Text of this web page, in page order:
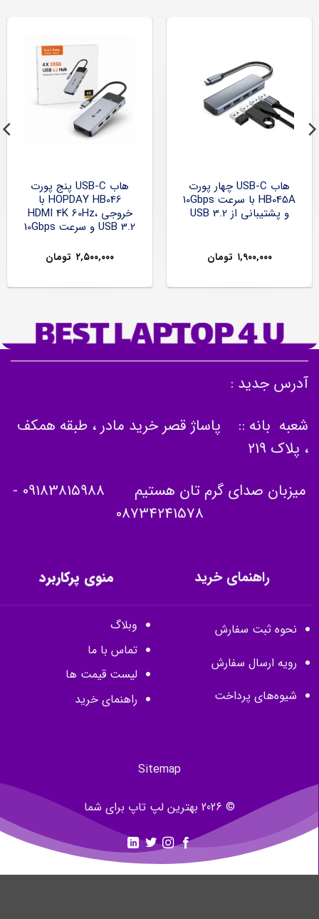
هاب USB-C چهار پورت
HB045A با سرعت 10Gbps
و پشتیبانی از USB 3.2
۱,۹۰۰,۰۰۰ تومان
هاب USB-C پنج پورت
HOPDAY HB046 با
خروجی HDMI 4K 60Hz،
USB 3.2 و سرعت 10Gbps
۲,۵۰۰,۰۰۰ تومان
آدرس جدید :
شعبه بانه :: پاساژ قصر خرید مادر ، طبقه همکف
، پلاک 219
میزبان صدای گرم تان هستیم 09183815988
-
08734241578
راهنمای خرید
نحوه ثبت سفارش
رویه ارسال سفارش
شیوه‌های پرداخت
منوی پرکاربرد
وبلاگ
تماس با ما
لیست قیمت ها
راهنمای خرید
Sitemap
© 2026 بهترین لپ تاپ برای شما